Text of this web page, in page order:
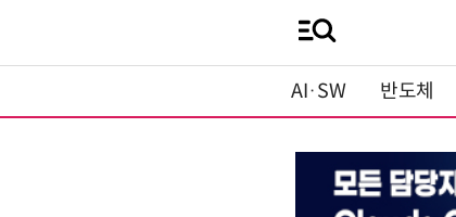
AI·SW 반도체